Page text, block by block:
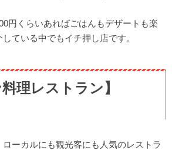
円くらいあればごはんもデザートも楽
ている中でもイチ押し店です。
理レストラン】
ーカルにも観光客にも人気のレストラ